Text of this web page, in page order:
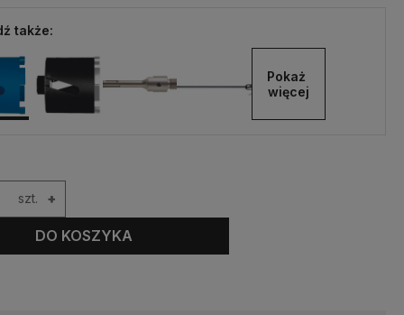
także:
Pokaż
więcej
szt. +
DO KOSZYKA